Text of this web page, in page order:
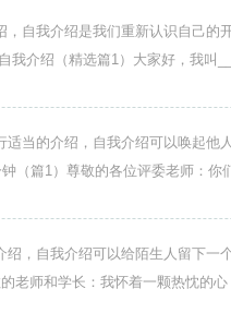
自我介绍是我们重新认识自己的
我介绍（精选篇1）大家好，我叫
当的介绍，自我介绍可以唤起
（篇1）尊敬的各位评委老师：你
，自我介绍可以给陌生人留下一
老师和学长：我怀着一颗热忱的